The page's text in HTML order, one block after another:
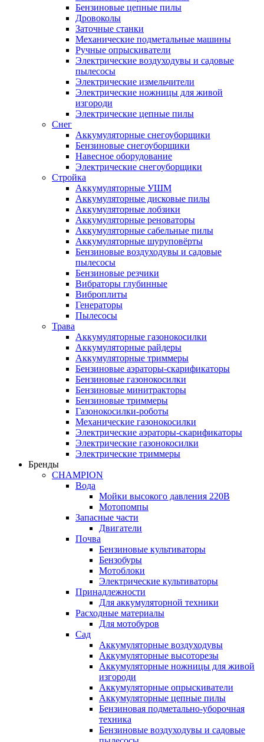
Бензиновые цепные пилы
Дровоколы
Заточные станки
Механические подметальные машины
Ручные опрыскиватели
Электрические воздуходувы и садовые
пылесосы
Электрические измельчители
Электрические ножницы для живой
изгороди
Электрические цепные пилы
Снег
Аккумуляторные снегоуборщики
Бензиновые снегоуборщики
Навесное оборудование
Электрические снегоуборщики
Стройка
Аккумуляторные УШМ
Аккумуляторные дисковые пилы
Аккумуляторные лобзики
Аккумуляторные реноваторы
Аккумуляторные сабельные пилы
Аккумуляторные шуруповёрты
Бензиновые воздуходувы и садовые
пылесосы
Бензиновые резчики
Вибраторы глубинные
Виброплиты
Генераторы
Пылесосы
Трава
Аккумуляторные газонокосилки
Аккумуляторные райдеры
Аккумуляторные триммеры
Бензиновые аэраторы-скарификаторы
Бензиновые газонокосилки
Бензиновые минитракторы
Бензиновые триммеры
Газонокосилки-роботы
Механические газонокосилки
Электрические аэраторы-скарификаторы
Электрические газонокосилки
Электрические триммеры
Бренды
CHAMPION
Вода
Мойки высокого давления 220В
Мотопомпы
Запасные части
Двигатели
Почва
Бензиновые культиваторы
Бензобуры
Мотоблоки
Электрические культиваторы
Принадлежности
Для аккумуляторной техники
Расходные материалы
Для мотобуров
Сад
Аккумуляторные воздуходувы
Аккумуляторные высоторезы
Аккумуляторные ножницы для живой
изгороди
Аккумуляторные опрыскиватели
Аккумуляторные цепные пилы
Бензиновая подметально-уборочная
техника
Бензиновые воздуходувы и садовые